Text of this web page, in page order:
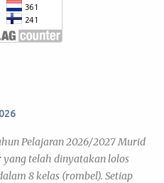
Pelajaran 2026/2027 Murid
yang telah dinyatakan lolos
8 kelas (rombel). Setiap